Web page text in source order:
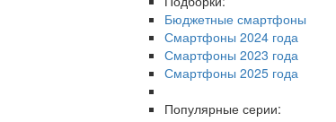
Бюджетные смартфоны
Смартфоны 2024 года
Смартфоны 2023 года
Смартфоны 2025 года
Популярные серии: